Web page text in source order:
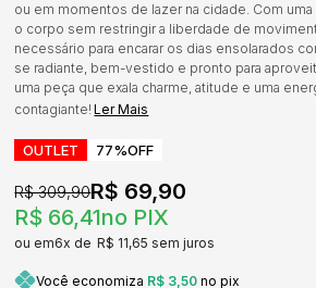
ou em momentos de lazer na cidade. Com
o corpo sem restringir a liberdade de
necessário para encarar os dias ensolarados
se radiante, bem-vestido e pronto para
uma peça que exala charme, atitude e uma
contagiante!Ler Mais
OUTLET 77%OFF
R$ 66,41no PIX
R$ 309,90R$ 69,90
6x R$ 11,65sem juros
Você economiza R$ 3,50 no pix